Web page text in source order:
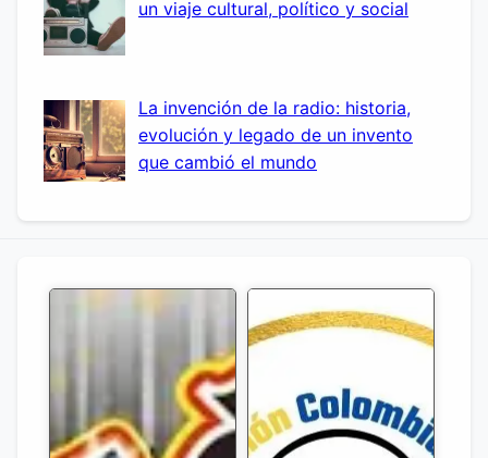
un viaje cultural, político y social
La invención de la radio: historia,
evolución y legado de un invento
que cambió el mundo